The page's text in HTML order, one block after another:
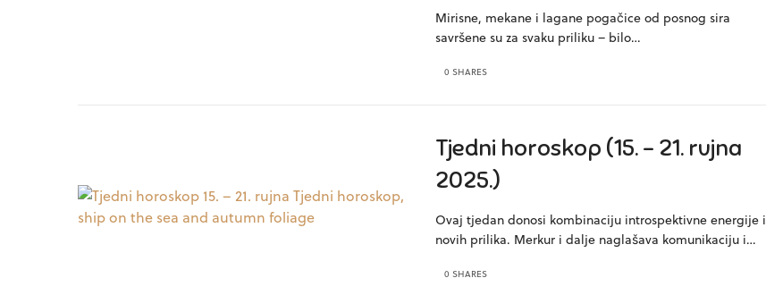
Mirisne, mekane i lagane pogačice od posnog sira
savršene su za svaku priliku – bilo…
0 SHARES
Tjedni horoskop (15. – 21. rujna
2025.)
Ovaj tjedan donosi kombinaciju introspektivne energije i
novih prilika. Merkur i dalje naglašava komunikaciju i…
0 SHARES